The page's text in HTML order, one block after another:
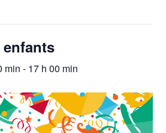
enfants
min - 17 h 00 min